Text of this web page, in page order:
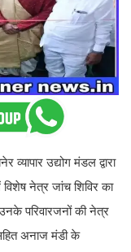
व्यापार उद्योग मंडल द्वारा
नेत्र जांच शिविर का
परिवारजनों की नेत्र
अनाज मंडी के